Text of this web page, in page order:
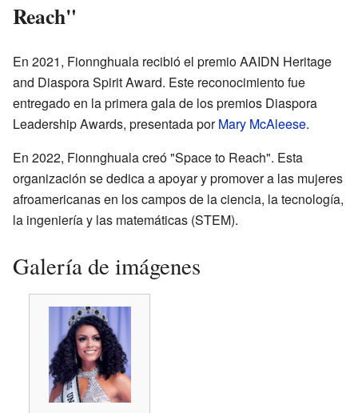
Reach"
En 2021, Fionnghuala recibió el premio AAIDN Heritage
and Diaspora Spirit Award. Este reconocimiento fue
entregado en la primera gala de los premios Diaspora
Leadership Awards, presentada porMary McAleese.
En 2022, Fionnghuala creó "Space to Reach". Esta
organización se dedica a apoyar y promover a las mujeres
afroamericanas en los campos de la ciencia, la tecnología,
la ingeniería y las matemáticas (STEM).
Galería de imágenes